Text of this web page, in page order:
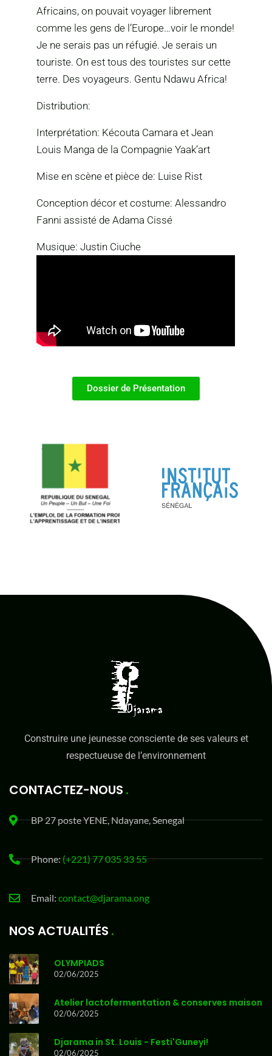
Africains, on pouvait voyager librement
comme les gens de l’Europe…voir le monde!
Je ne serais pas un réfugié. Je serais un
touriste. On est tous des touristes sur cette
terre. Des voyageurs. Gentu Ndawu Africa!
Distribution:
Interprétation: Kécouta Camara et Jean
Louis Manga de la Compagnie Yaak’art
Mise en scène et pièce de: Luise Rist
Conception décor et costume: Alessandro
Fanni assisté de Adama Cissé
Musique: Justin Ciuche
Dossier de Présentation
Construire une jeunesse consciente de ses valeurs et
respectueuse de l’environnement
CONTACTEZ-NOUS
BP 27 poste YENE, Ndayane, Senegal
Phone:(+221) 77 035 33 55
Email: contact@djarama.ong
NOS ACTUALITÉS
OLYMPIADS
02/06/2025
Atelier lactofermentation & conserves maison
02/06/2025
Djarama in St. Louis - Festi'Guneyi!
02/06/2025